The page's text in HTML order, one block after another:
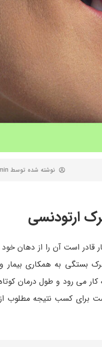
نوشته شده توسط
ارتودنسی
قادر است آن را از دهان
بستگی به همکاری
می رود و طول درمان
برای کسب نتیجه مطلوب